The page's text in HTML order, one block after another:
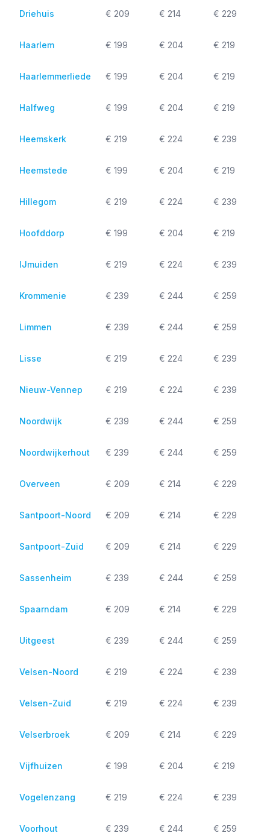
Driehuis € 209 € 214 € 229
Haarlem € 199 € 204 € 219
Haarlemmerliede € 199 € 204 € 219
Halfweg € 199 € 204 € 219
Heemskerk € 219 € 224 € 239
Heemstede € 199 € 204 € 219
Hillegom € 219 € 224 € 239
Hoofddorp € 199 € 204 € 219
IJmuiden € 219 € 224 € 239
Krommenie € 239 € 244 € 259
Limmen € 239 € 244 € 259
Lisse € 219 € 224 € 239
Nieuw-Vennep € 219 € 224 € 239
Noordwijk € 239 € 244 € 259
Noordwijkerhout € 239 € 244 € 259
Overveen € 209 € 214 € 229
Santpoort-Noord € 209 € 214 € 229
Santpoort-Zuid € 209 € 214 € 229
Sassenheim € 239 € 244 € 259
Spaarndam € 209 € 214 € 229
Uitgeest € 239 € 244 € 259
Velsen-Noord € 219 € 224 € 239
Velsen-Zuid € 219 € 224 € 239
Velserbroek € 209 € 214 € 229
Vijfhuizen € 199 € 204 € 219
Vogelenzang € 219 € 224 € 239
Voorhout € 239 € 244 € 259